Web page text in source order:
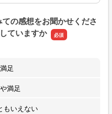
の感想をお聞かせくださ
ていますか
足
満足
もいえない